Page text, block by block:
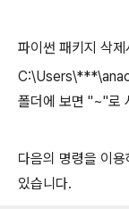
파이썬 패키지 삭
폴더에 보면 "~"로
다음의 명령을 이
있습니다.